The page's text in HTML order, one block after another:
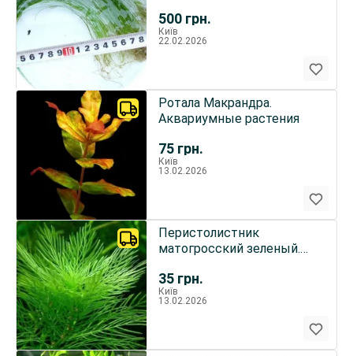
500 грн.
Київ
22.02.2026
75 грн.
Ротала Макрандра.
Аквариумные растения
Київ
13.02.2026
35 грн.
Перистолистник
матогросский зеленый.
Київ
13.02.2026